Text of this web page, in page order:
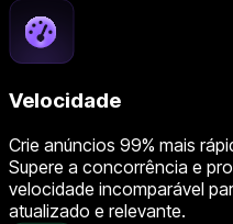
Velocidade
Crie anúncios 99% mais
Supere a concorrência e
velocidade incomparável
atualizado e relevante.